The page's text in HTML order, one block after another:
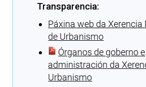
Transparencia:
Páxina web da Xerencia
de Urbanismo
Órganos de goberno e
administración da
Urbanismo